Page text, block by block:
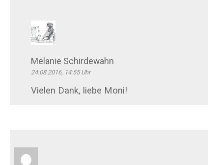
Melanie Schirdewahn
24.08.2016, 14:55 Uhr
Vielen Dank, liebe Moni!